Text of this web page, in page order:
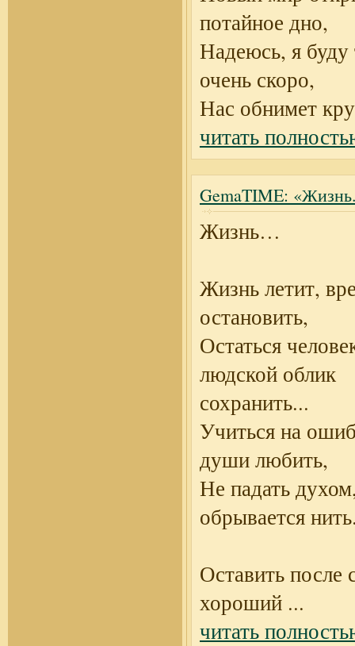
потайное дно,
Надеюсь, я буду
очень скоро,
Нас обнимет
читать
GemaTIME:
Жизнь…
Жизнь летит,
остановить,
Остаться
людской облик
сохранить...
Учиться на
души любить,
Не падать
обрывается
Оставить после
хороший ...
читать